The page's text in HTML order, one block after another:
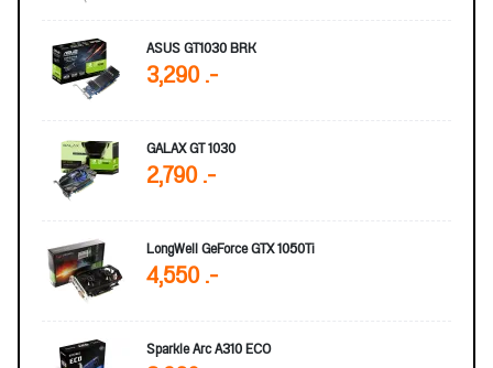
ASUS GT1030 BRK
3,290 .-
GALAX GT 1030
2,790 .-
LongWell GeForce GTX 1050Ti
4,550 .-
Sparkle Arc A310 ECO